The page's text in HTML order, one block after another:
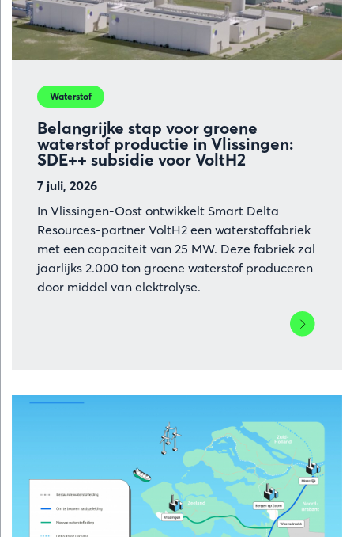
Belangrijke stap voor groene
waterstof productie in Vlissingen:
SDE++ subsidie voor VoltH2
7 juli, 2026
Waterstof
In Vlissingen-Oost ontwikkelt Smart Delta
Resources-partner VoltH2 een waterstoffabriek
met een capaciteit van 25 MW. Deze fabriek zal
jaarlijks 2.000 ton groene waterstof produceren
door middel van elektrolyse.
Lees
meer
stap
groene
waterstof
productie
in
Vlissingen:
SDE++